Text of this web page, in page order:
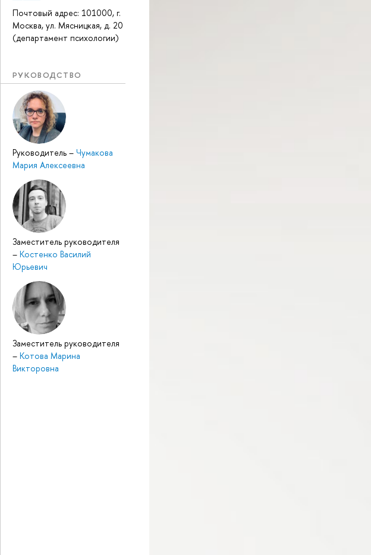
Почтовый адрес: 101000, г.
Москва, ул. Мясницкая, д. 20
(департамент психологии)
РУКОВОДСТВО
Руководитель – Чумакова
Мария Алексеевна
Заместитель руководителя
– Костенко Василий
Юрьевич
Заместитель руководителя
– Котова Марина
Викторовна